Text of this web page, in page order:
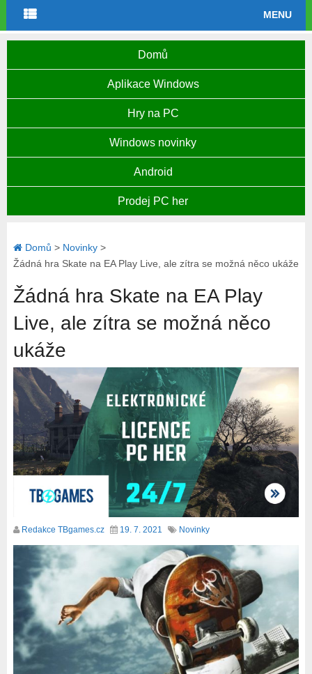
MENU
Domů
Aplikace Windows
Hry na PC
Windows novinky
Android
Prodej PC her
Domů > Novinky>
Žádná hra Skate na EA Play Live, ale zítra se možná něco ukáže
Žádná hra Skate na EA Play
Live, ale zítra se možná něco
ukáže
Redakce TBgames.cz 19. 7. 2021 Novinky